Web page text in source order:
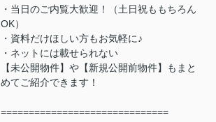
・当日のご内覧大歓迎！（土日祝ももちろん
OK）
・資料だけほしい方もお気軽に♪
・ネットには載せられない
【未公開物件】や【新規公開前物件】もまと
めてご紹介できます！
==============================